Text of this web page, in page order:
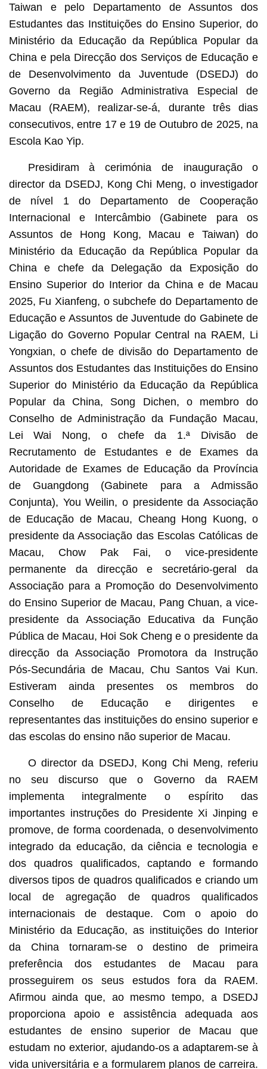
Taiwan e pelo Departamento de Assuntos dos
Estudantes das Instituições do Ensino Superior, do
Ministério da Educação da República Popular da
China e pela Direcção dos Serviços de Educação e
de Desenvolvimento da Juventude (DSEDJ) do
Governo da Região Administrativa Especial de
Macau (RAEM), realizar-se-á, durante três dias
consecutivos, entre 17 e 19 de Outubro de 2025, na
Escola Kao Yip.
Presidiram à cerimónia de inauguração o
director da DSEDJ, Kong Chi Meng, o investigador
de nível 1 do Departamento de Cooperação
Internacional e Intercâmbio (Gabinete para os
Assuntos de Hong Kong, Macau e Taiwan) do
Ministério da Educação da República Popular da
China e chefe da Delegação da Exposição do
Ensino Superior do Interior da China e de Macau
2025, Fu Xianfeng, o subchefe do Departamento de
Educação e Assuntos de Juventude do Gabinete de
Ligação do Governo Popular Central na RAEM, Li
Yongxian, o chefe de divisão do Departamento de
Assuntos dos Estudantes das Instituições do Ensino
Superior do Ministério da Educação da República
Popular da China, Song Dichen, o membro do
Conselho de Administração da Fundação Macau,
Lei Wai Nong, o chefe da 1.ª Divisão de
Recrutamento de Estudantes e de Exames da
Autoridade de Exames de Educação da Província
de Guangdong (Gabinete para a Admissão
Conjunta), You Weilin, o presidente da Associação
de Educação de Macau, Cheang Hong Kuong, o
presidente da Associação das Escolas Católicas de
Macau, Chow Pak Fai, o vice-presidente
permanente da direcção e secretário-geral da
Associação para a Promoção do Desenvolvimento
do Ensino Superior de Macau, Pang Chuan, a vice-
presidente da Associação Educativa da Função
Pública de Macau, Hoi Sok Cheng e o presidente da
direcção da Associação Promotora da Instrução
Pós-Secundária de Macau, Chu Santos Vai Kun.
Estiveram ainda presentes os membros do
Conselho de Educação e dirigentes e
representantes das instituições do ensino superior e
das escolas do ensino não superior de Macau.
O director da DSEDJ, Kong Chi Meng, referiu
no seu discurso que o Governo da RAEM
implementa integralmente o espírito das
importantes instruções do Presidente Xi Jinping e
promove, de forma coordenada, o desenvolvimento
integrado da educação, da ciência e tecnologia e
dos quadros qualificados, captando e formando
diversos tipos de quadros qualificados e criando um
local de agregação de quadros qualificados
internacionais de destaque. Com o apoio do
Ministério da Educação, as instituições do Interior
da China tornaram-se o destino de primeira
preferência dos estudantes de Macau para
prosseguirem os seus estudos fora da RAEM.
Afirmou ainda que, ao mesmo tempo, a DSEDJ
proporciona apoio e assistência adequada aos
estudantes de ensino superior de Macau que
estudam no exterior, ajudando-os a adaptarem-se à
vida universitária e a formularem planos de carreira.